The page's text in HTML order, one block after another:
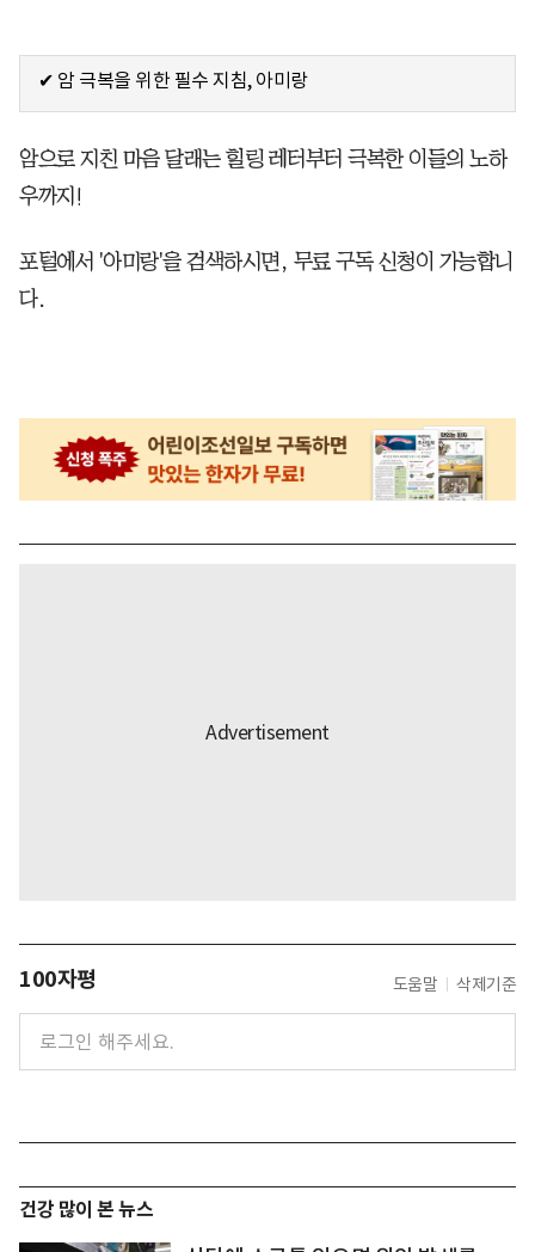
✔ 암 극복을 위한 필수 지침, 아미랑
암으로 지친 마음 달래는 힐링 레터부터 극복한 이들의 노하
우까지!
포털에서 '아미랑'을 검색하시면, 무료 구독 신청이 가능합니
다.​
100자평 도움말 삭제기준
건강 많이 본 뉴스